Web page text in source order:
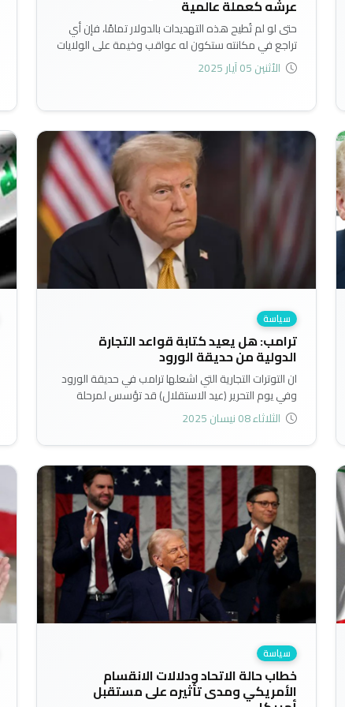
عرشه كعملة عالمية
حتى لو لم تُطيح هذه التهديدات بالدولار تمامًا، فإن أي
تراجع في مكانته ستكون له عواقب وخيمة على الولايات
المتحدة والعالم, وستنعكس نتائج تراجع الدولار بصورة
ارتفاع التكاليف، وتعقيد التجارة، وانخفاض مستويات
الأثنين 05 آيار 2025
سياسة
ترامب: هل يعيد كتابة قواعد التجارة
الدولية من حديقة الورود
ان التوترات التجارية التي اشعلها ترامب في حديقة الورود
وفي يوم التحرير (عيد الاستقلال) قد تؤسس لمرحلة
جديدة في النظام التجاري العالمي تتحول فيها السياسات
التجارية نحو الحماية (والحمائية) وبأساليب جديدة، وقد
يشهد الاقتصاد العالمي مفاوضات تجارية دولية طويلة
الأمد بعد ان قضى ردحاً طويلاً من الزمن في ظل الحرية
والتحرر وإزالة القيود والدعوة الى حرية التجارة..
الثلاثاء 08 نيسان 2025
سياسة
خطاب حالة الاتحاد ودلالات الانقسام
الأمريكي ومدى تأثيره على مستقبل